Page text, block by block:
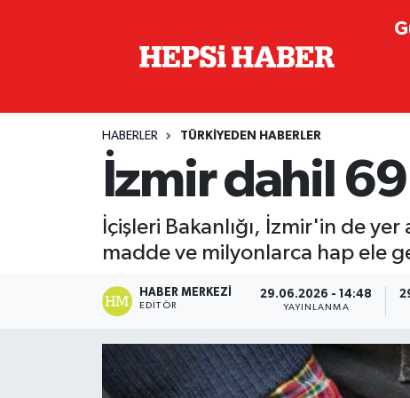
HABERLER TÜRKIYEDEN HABERLER
İzmir dahil
İçişleri Bakanlığı, İzmir'in de
madde ve milyonlarca hap ele
HABER MERKEZI
EDITÖR
29.06.2026 - 14:48
YAYINLANMA
Biyografi
Ekonomi
Gündem
İstanbul Nöbetçi Eczaneler
İstanbul Hava Durumu
İzmir Namaz Vakitleri
Süper Lig Puan Durumu ve Fikstür
Tüm Manşetler
Haber Arşivi